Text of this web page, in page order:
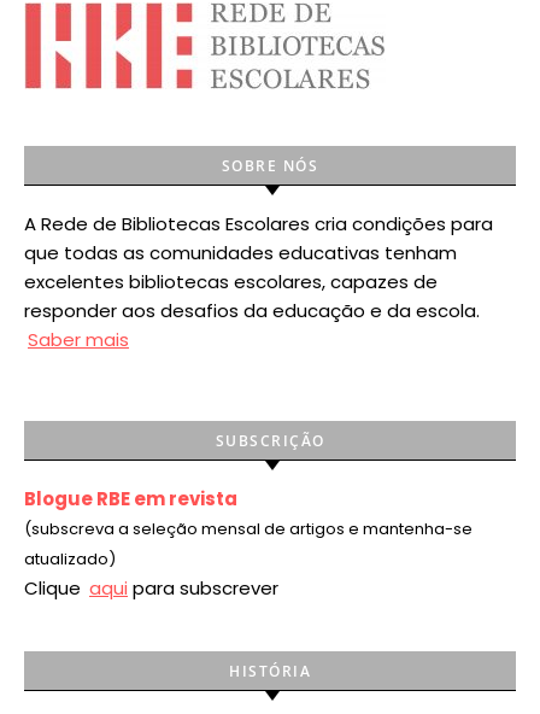
SOBRE NÓS
A Rede de Bibliotecas Escolares cria condições para
que todas as comunidades educativas tenham
excelentes bibliotecas escolares, capazes de
responder aos desafios da educação e da escola.
Saber mais
SUBSCRIÇÃO
Blogue RBE em revista
(subscreva a seleção mensal de artigos e mantenha-se
atualizado)
Clique aqui para subscrever
HISTÓRIA